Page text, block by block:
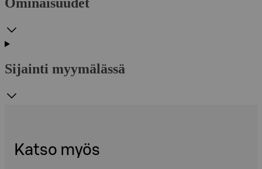
Sijainti myymälässä
Katso myös